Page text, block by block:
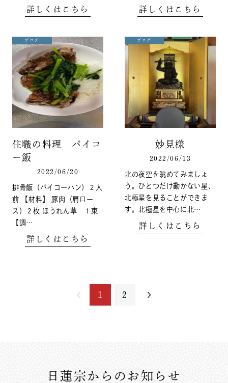
詳しくはこちら 詳しくはこちら
ブログ
住職の料理 パイコ
ー飯
2022/06/20
排骨飯（パイコーハン）２人
前 【材料】 豚肉（肩ロー
ス）２枚 ほうれん草 １束
【調…
詳しくはこちら
ブログ
妙見様
2022/06/13
北の夜空を眺めてみましょ
う。ひとつだけ動かない星、
北極星を見ることができま
す。北極星を中心に北…
詳しくはこちら
1 2
日蓮宗からのお知らせ